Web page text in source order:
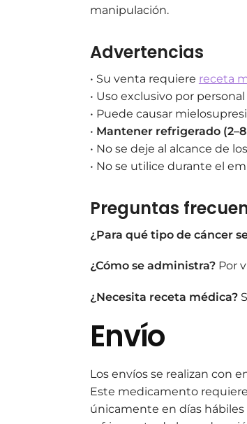
manipulación.
Advertencias
• Su venta requiere receta
• Uso exclusivo por
• Puede causar
• Mantener refrigerado (2–8
• No se deje al alcance de
• No se utilice durante el
Preguntas
¿Para qué tipo de cáncer
¿Cómo se administra?Por
¿Necesita receta médica?
Envío
Los envíos se realizan con
Este medicamento requiere
únicamente en días hábiles